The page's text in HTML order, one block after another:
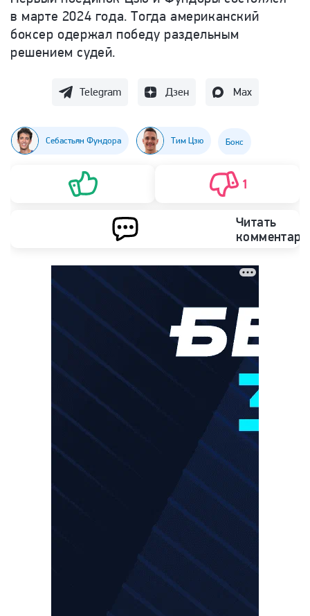
в марте 2024 года. Тогда американский
боксер одержал победу раздельным
решением судей.
Telegram Дзен Max
Себастьян Фундора Тим Цзю Бокс
1
Читать